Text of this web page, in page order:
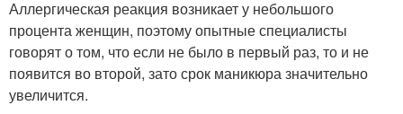
Аллергическая реакция возникает у небольшого
процента женщин, поэтому опытные специалисты
говорят о том, что если не было в первый раз, то и не
появится во второй, зато срок маникюра значительно
увеличится.